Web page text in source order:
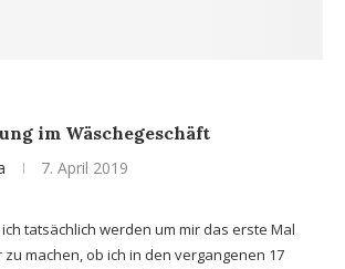
im Wäschegeschäft
7. April 2019
tatsächlich werden um mir das erste Mal
machen, ob ich in den vergangenen 17